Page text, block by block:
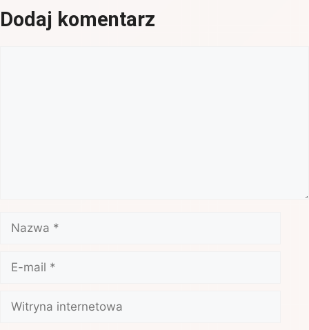
Dodaj komentarz
Nazwa
mail
Witryna
internetowa